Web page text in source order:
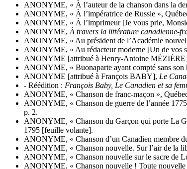
ANONYME, « À l’auteur de la chanson dans la
ANONYME, « À l’impératrice de Russie »,
ANONYME, « À l’imprimeur [Je vous prie,
ANONYME, À travers la littérature canadienne-
ANONYME, « Au président de l’Académie
ANONYME, « Au rédacteur moderne [Un de vos
ANONYME [attribué à Henry-Antoine
ANONYME, « Buonaparte ayant compté sans son
ANONYME [attribué à François BABY], Le
- Réédition : François Baby, Le Canadien et sa
ANONYME, « Chanson de franc-maçon »,
ANONYME, « Chanson de guerre de l’année
p. 2.
ANONYME, « Chanson du Garçon qui porte La
1795 [feuille volante].
ANONYME, « Chanson d’un Canadien membre
ANONYME, « Chanson nouvelle. Sur l’air de la
ANONYME, « Chanson nouvelle sur le sacre de
ANONYME, « Chanson nouvelle ! Toute nouvelle